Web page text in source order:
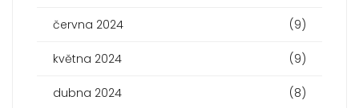
června 2024 (9)
května 2024 (9)
dubna 2024 (8)